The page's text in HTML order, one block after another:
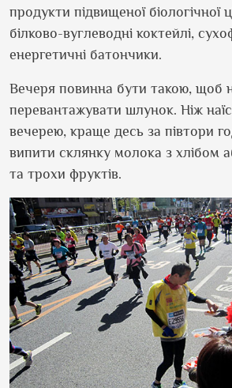
продукти підвищеної біологічної
білково-вуглеводні коктейлі,
енергетичні батончики.
Вечеря повинна бути такою, щоб
перевантажувати шлунок. Ніж
вечерею, краще десь за півтори
випити склянку молока з хлібом
та трохи фруктів.